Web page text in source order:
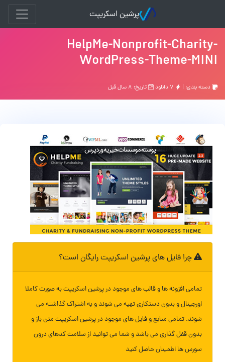
پرشین اسکریپت
HelpMe-Nonprofit-Charity-
WordPress-Theme-MINI
دسته بندی: | تاریخ: ۸ سال قبل
چرا فایل های پرشین اسکریپت رایگان است؟
تمامی افزونه ها و قالب های موجود در پرشین اسکریپت به صورت کاملا
اورجینال و بدون دستکاری تهیه می شوند و به اشتراک گذاشته می
شوند. تمامی منابع و فایل های موجود در پرشین اسکریپت متن باز و
بدون قفل گذاری می باشد و شما می توانید از سلامت کدهای درون
سورس ها اطمینان حاصل کنید